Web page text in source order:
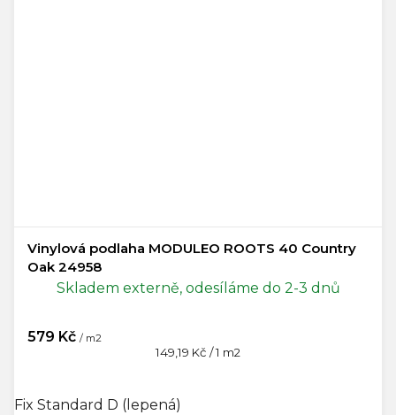
Vinylová podlaha MODULEO ROOTS 40 Country
Oak 24958
Skladem externě, odesíláme do 2-3 dnů
579 Kč / m2
Měrná
149,19 Kč / 1 m2
Fix Standard D (lepená)